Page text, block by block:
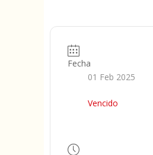
Fecha
01 Feb 2025
Vencido